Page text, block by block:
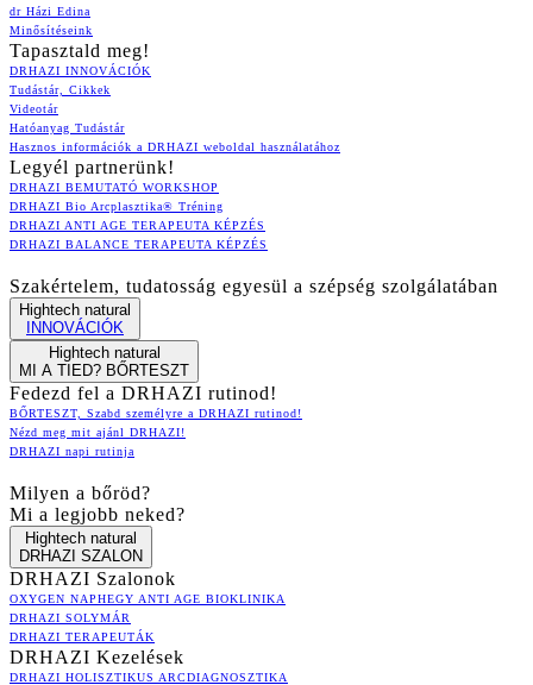
dr Házi Edina
Minősítéseink
Tapasztald meg!
DRHAZI INNOVÁCIÓK
Tudástár, Cikkek
Videotár
Hatóanyag Tudástár
Hasznos információk a DRHAZI weboldal használatához
Legyél partnerünk!
DRHAZI BEMUTATÓ WORKSHOP
DRHAZI Bio Arcplasztika® Tréning
DRHAZI ANTI AGE TERAPEUTA KÉPZÉS
DRHAZI BALANCE TERAPEUTA KÉPZÉS
Szakértelem, tudatosság egyesül a szépség szolgálatában
Hightech natural
INNOVÁCIÓK
Hightech natural
MI A TIED? BŐRTESZT
Fedezd fel a DRHAZI rutinod!
BŐRTESZT, Szabd személyre a DRHAZI rutinod!
Nézd meg mit ajánl DRHAZI!
DRHAZI napi rutinja
Milyen a bőröd?
Mi a legjobb neked?
Hightech natural
DRHAZI SZALON
DRHAZI Szalonok
OXYGEN NAPHEGY ANTI AGE BIOKLINIKA
DRHAZI SOLYMÁR
DRHAZI TERAPEUTÁK
DRHAZI Kezelések
DRHAZI HOLISZTIKUS ARCDIAGNOSZTIKA